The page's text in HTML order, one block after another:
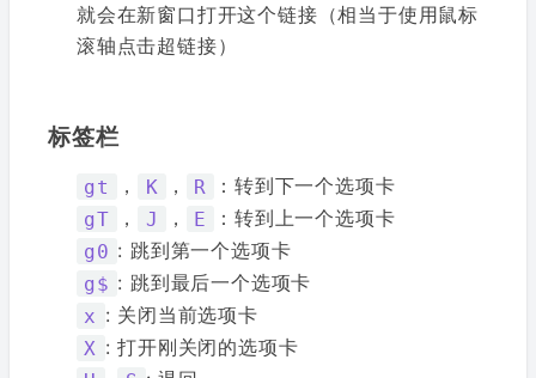
就会在新窗口打开这个链接（相当于使用鼠标
滚轴点击超链接）
标签栏
gt ， K ， R ：转到下一个选项卡
gT ， J ， E ：转到上一个选项卡
g0 : 跳到第一个选项卡
g$ : 跳到最后一个选项卡
x : 关闭当前选项卡
X : 打开刚关闭的选项卡